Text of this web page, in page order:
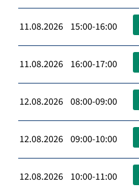
11.08.2026 15:00-16:00
11.08.2026 16:00-17:00
12.08.2026 08:00-09:00
12.08.2026 09:00-10:00
12.08.2026 10:00-11:00